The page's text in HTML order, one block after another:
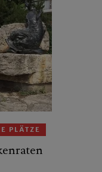
PLÄTZE